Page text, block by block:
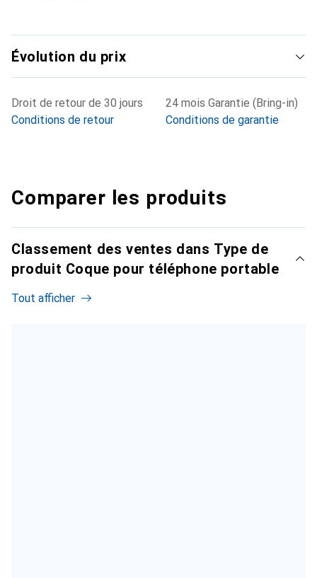
Évolution du prix
Droit de retour de 30 jours
Conditions de retour
24 mois Garantie (Bring-in)
Conditions de garantie
Comparer les produits
Classement des ventes dans Type de
produit Coque pour téléphone portable
Tout afficher